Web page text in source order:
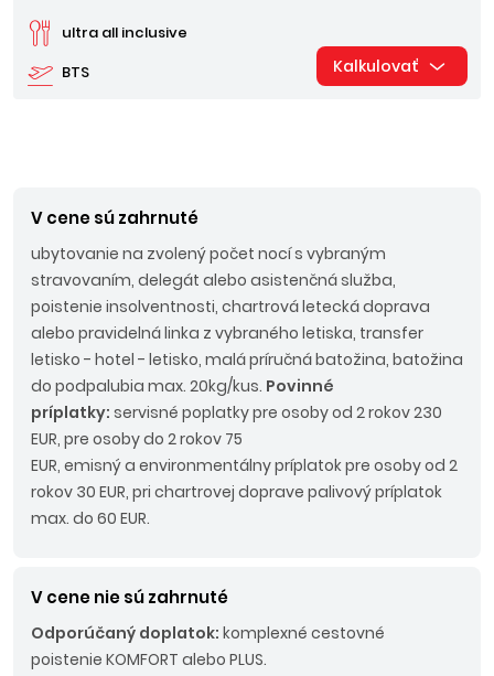
BTS
ultra all inclusive
Kalkulovať
V cene sú zahrnuté
ubytovanie na zvolený počet nocí s vybraným
stravovaním, delegát alebo asistenčná služba,
poistenie insolventnosti, chartrová letecká doprava
alebo pravidelná linka z vybraného letiska, transfer
letisko - hotel - letisko, malá príručná batožina, batožina
do podpalubia max. 20kg/kus. Povinné
príplatky: servisné poplatky pre osoby od 2 rokov 230
EUR, pre osoby do 2 rokov 75
EUR, emisný a environmentálny príplatok pre osoby od 2
rokov 30 EUR, pri chartrovej doprave palivový príplatok
max. do 60 EUR.
V cene nie sú zahrnuté
Odporúčaný doplatok: komplexné cestovné
poistenie KOMFORT alebo PLUS.